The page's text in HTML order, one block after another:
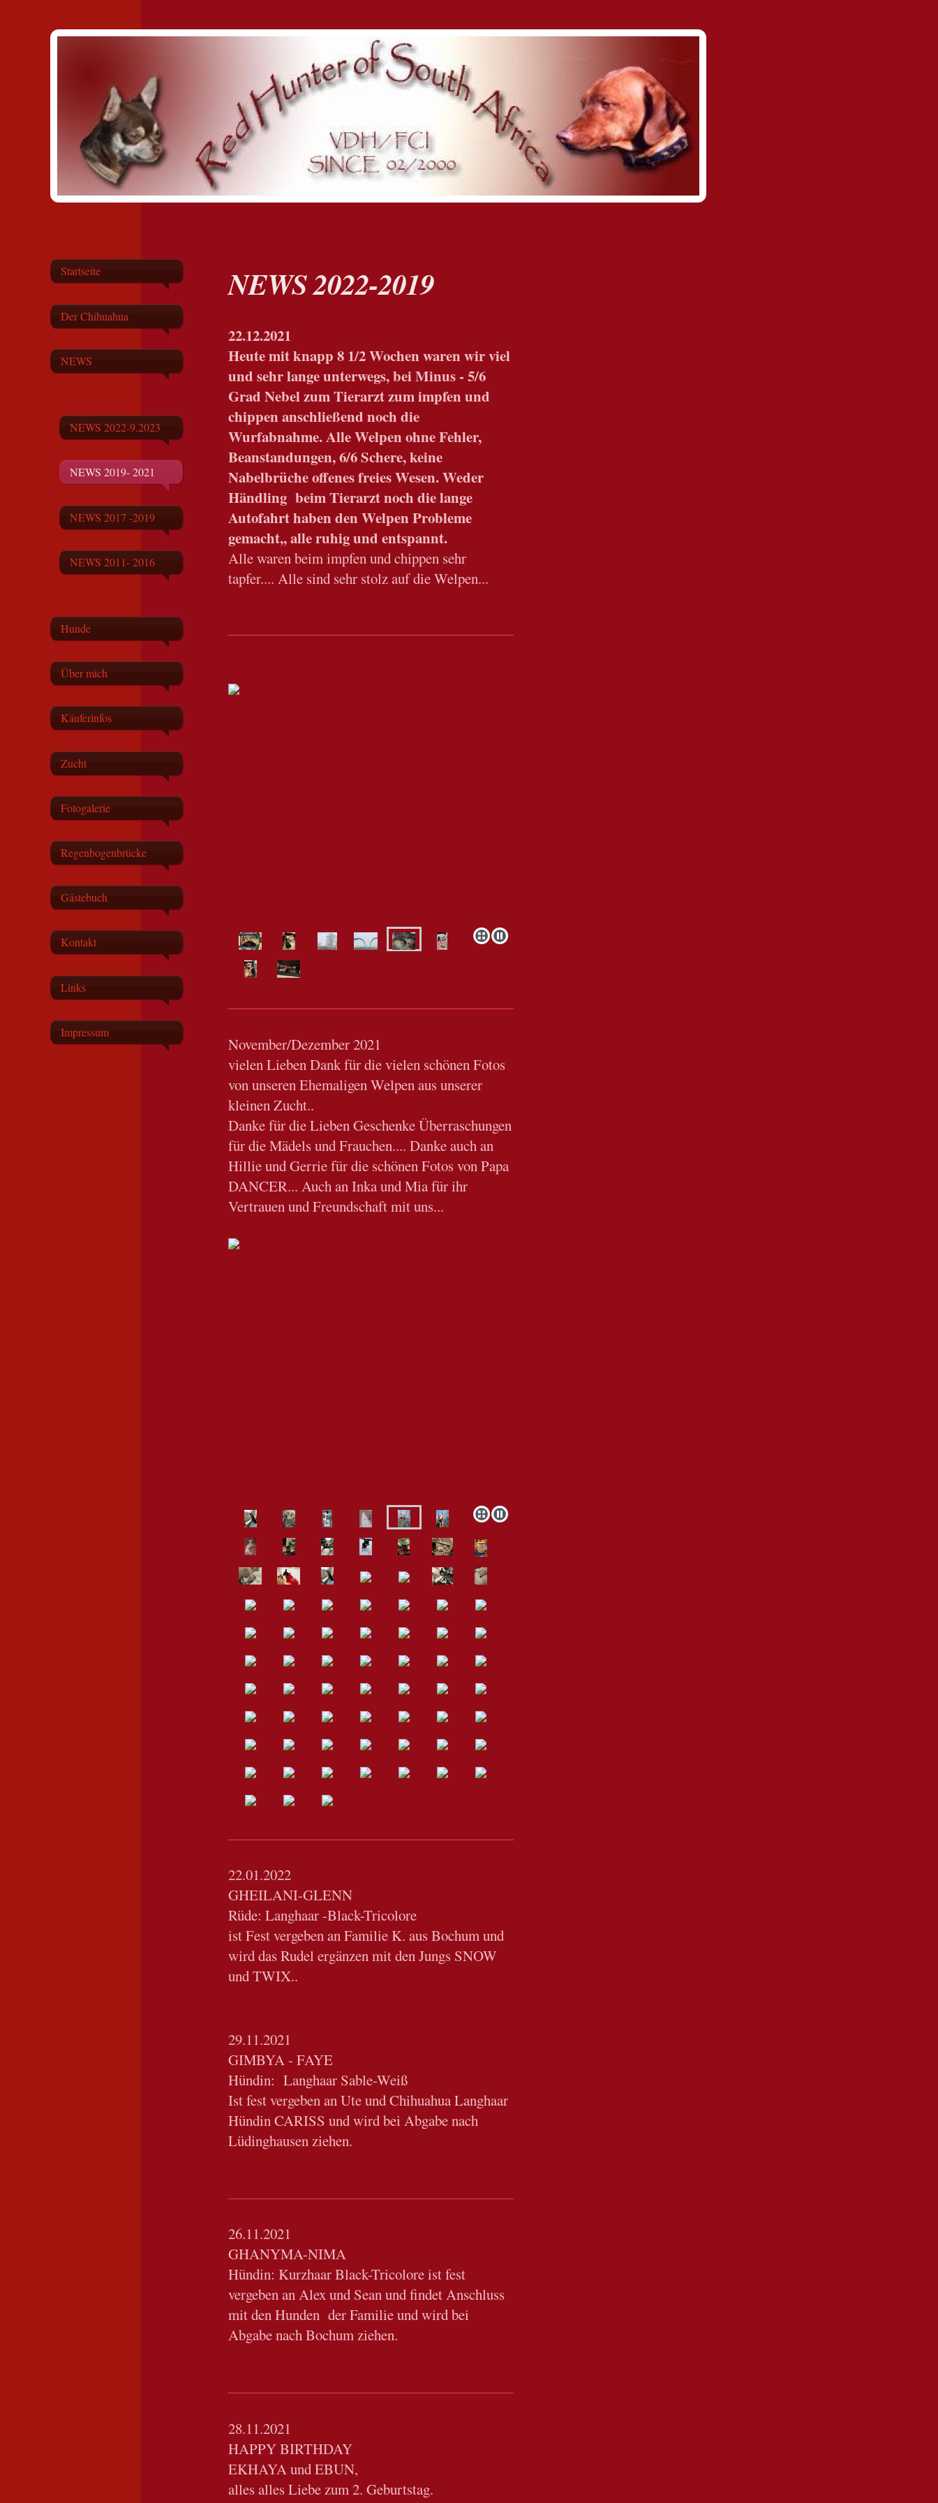
Startseite
Der Chihuahua
NEWS
NEWS 2022-9.2023
NEWS 2019- 2021
NEWS 2017 -2019
NEWS 2011- 2016
Hunde
Über mich
Käuferinfos
Zucht
Fotogalerie
Regenbogenbrücke
Gästebuch
Kontakt
Links
Impressum
NEWS 2022-2019
22.12.2021
Heute mit knapp 8 1/2 Wochen waren wir viel
und sehr lange unterwegs, bei Minus - 5/6
Grad Nebel zum Tierarzt zum impfen und
chippen anschließend noch die
Wurfabnahme. Alle Welpen ohne Fehler,
Beanstandungen, 6/6 Schere, keine
Nabelbrüche offenes freies Wesen. Weder
Händling beim Tierarzt noch die lange
Autofahrt haben den Welpen Probleme
gemacht,, alle ruhig und entspannt.
Alle waren beim impfen und chippen sehr
tapfer.... Alle sind sehr stolz auf die Welpen...
November/Dezember 2021
vielen Lieben Dank für die vielen schönen Fotos
von unseren Ehemaligen Welpen aus unserer
kleinen Zucht..
Danke für die Lieben Geschenke Überraschungen
für die Mädels und Frauchen.... Danke auch an
Hillie und Gerrie für die schönen Fotos von Papa
DANCER... Auch an Inka und Mia für ihr
Vertrauen und Freundschaft mit uns...
22.01.2022
GHEILANI-GLENN
Rüde: Langhaar -Black-Tricolore
ist Fest vergeben an Familie K. aus Bochum und
wird das Rudel ergänzen mit den Jungs SNOW
und TWIX..
29.11.2021
GIMBYA - FAYE
Hündin: Langhaar Sable-Weiß
Ist fest vergeben an Ute und Chihuahua Langhaar
Hündin CARISS und wird bei Abgabe nach
Lüdinghausen ziehen.
26.11.2021
GHANYMA-NIMA
Hündin: Kurzhaar Black-Tricolore ist fest
vergeben an Alex und Sean und findet Anschluss
mit den Hunden der Familie und wird bei
Abgabe nach Bochum ziehen.
28.11.2021
HAPPY BIRTHDAY
EKHAYA und EBUN,
alles alles Liebe zum 2. Geburtstag.